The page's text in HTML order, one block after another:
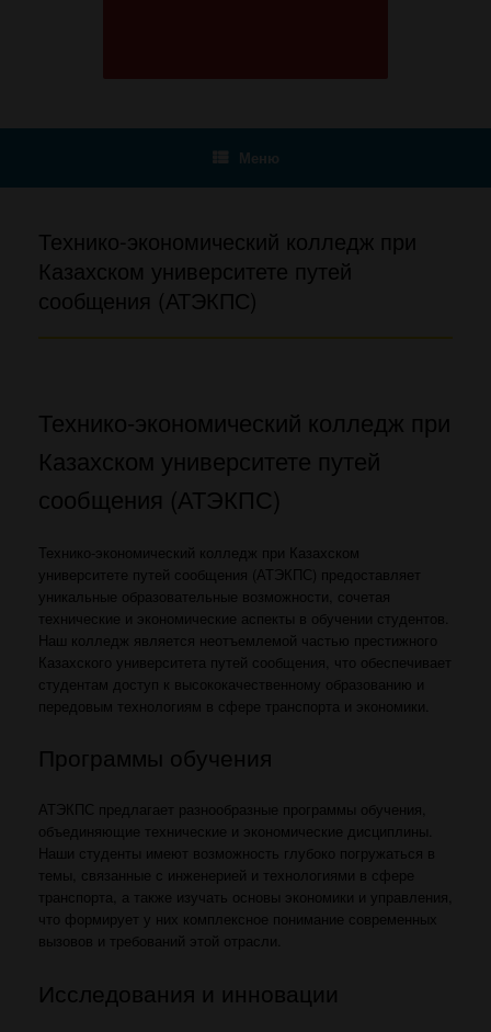
Меню
Технико-экономический колледж при
Казахском университете путей
сообщения (АТЭКПС)
Технико-экономический колледж при
Казахском университете путей
сообщения (АТЭКПС)
Технико-экономический колледж при Казахском
университете путей сообщения (АТЭКПС) предоставляет
уникальные образовательные возможности, сочетая
технические и экономические аспекты в обучении студентов.
Наш колледж является неотъемлемой частью престижного
Казахского университета путей сообщения, что обеспечивает
студентам доступ к высококачественному образованию и
передовым технологиям в сфере транспорта и экономики.
Программы обучения
АТЭКПС предлагает разнообразные программы обучения,
объединяющие технические и экономические дисциплины.
Наши студенты имеют возможность глубоко погружаться в
темы, связанные с инженерией и технологиями в сфере
транспорта, а также изучать основы экономики и управления,
что формирует у них комплексное понимание современных
вызовов и требований этой отрасли.
Исследования и инновации